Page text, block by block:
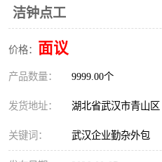
洁钟点工
价格： 面议
产品数量： 9999.00个
发货地址： 湖北省武汉市青山区
关键词： 武汉企业勤杂外包